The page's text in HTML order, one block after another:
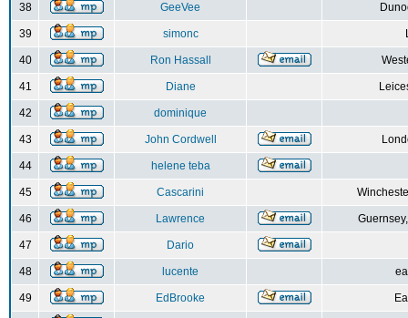
38 GeeVee
39 simonc
40 Ron Hassall
41 Diane
42 dominique
43 John Cordwell
44 helene teba
45 Cascarini
46 Lawrence
47 Dario
48 lucente
49 EdBrooke